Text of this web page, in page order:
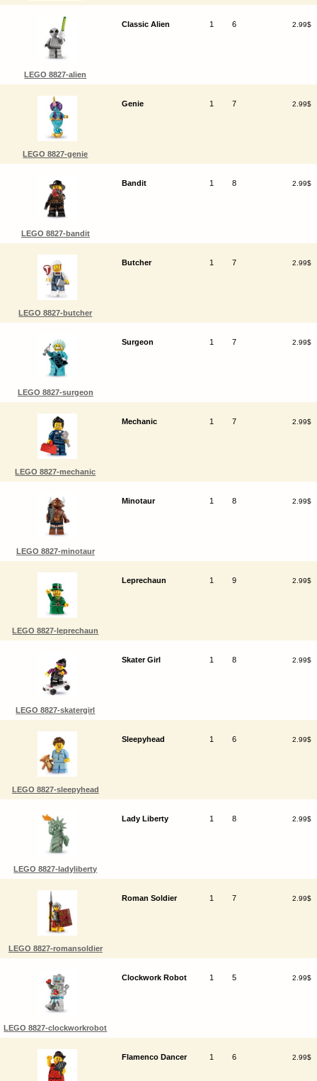
LEGO 8827-alien
Classic Alien 1 6 2.99$
LEGO 8827-genie
Genie 1 7 2.99$
LEGO 8827-bandit
Bandit 1 8 2.99$
LEGO 8827-butcher
Butcher 1 7 2.99$
LEGO 8827-surgeon
Surgeon 1 7 2.99$
LEGO 8827-mechanic
Mechanic 1 7 2.99$
LEGO 8827-minotaur
Minotaur 1 8 2.99$
LEGO 8827-leprechaun
Leprechaun 1 9 2.99$
LEGO 8827-skatergirl
Skater Girl 1 8 2.99$
LEGO 8827-sleepyhead
Sleepyhead 1 6 2.99$
LEGO 8827-ladyliberty
Lady Liberty 1 8 2.99$
LEGO 8827-romansoldier
Roman Soldier 1 7 2.99$
LEGO 8827-clockworkrobot
Clockwork Robot 1 5 2.99$
Flamenco Dancer 1 6 2.99$